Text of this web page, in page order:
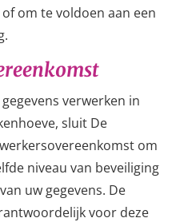
om te voldoen aan een
verwerken in
sluit De
om
niveau van beveiliging
uw gegevens. De
voor deze